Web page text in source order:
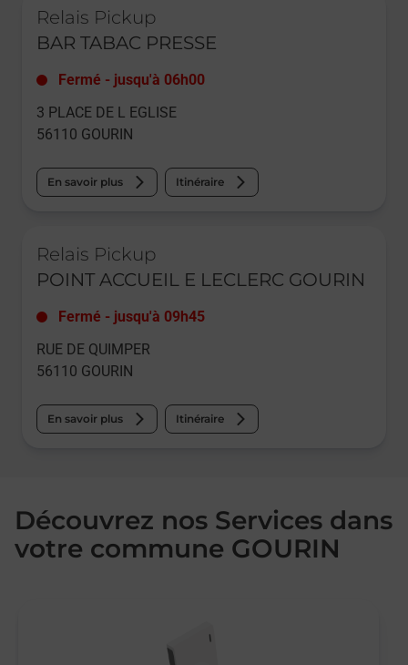
Relais Pickup
BAR TABAC PRESSE
Fermé - jusqu'à 06h00
3 PLACE DE L EGLISE
56110 GOURIN
En savoir plus Itinéraire
Relais Pickup
POINT ACCUEIL E LECLERC GOURIN
Fermé - jusqu'à 09h45
RUE DE QUIMPER
56110 GOURIN
En savoir plus Itinéraire
Découvrez nos Services dans
votre commune GOURIN